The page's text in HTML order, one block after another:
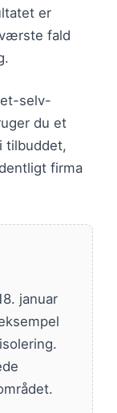
er
fald
selv-
du et
tilbuddet,
firma
januar